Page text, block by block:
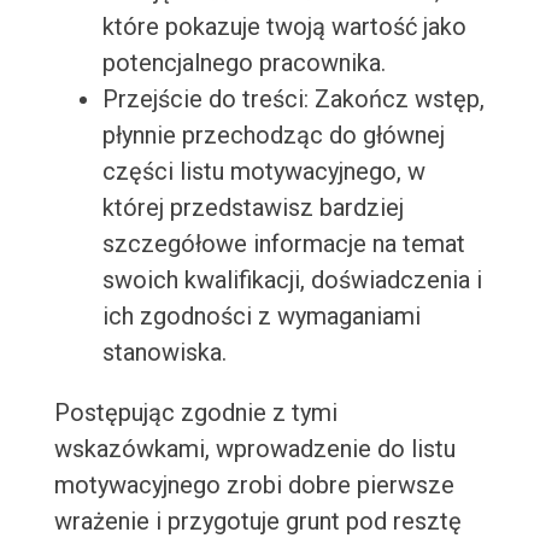
które pokazuje twoją wartość jako
potencjalnego pracownika.
Przejście do treści: Zakończ wstęp,
płynnie przechodząc do głównej
części listu motywacyjnego, w
której przedstawisz bardziej
szczegółowe informacje na temat
swoich kwalifikacji, doświadczenia i
ich zgodności z wymaganiami
stanowiska.
Postępując zgodnie z tymi
wskazówkami, wprowadzenie do listu
motywacyjnego zrobi dobre pierwsze
wrażenie i przygotuje grunt pod resztę